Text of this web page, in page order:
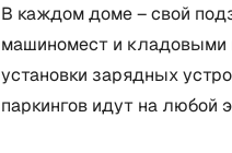
В каждом доме – свой
машиномест и кладовыми
установки зарядных
паркингов идут на любой